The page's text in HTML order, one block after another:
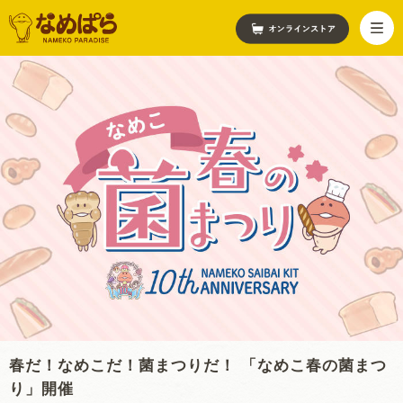
春だ！なめこだ！菌まつりだ！ 「なめこ春の菌まつ
り」開催